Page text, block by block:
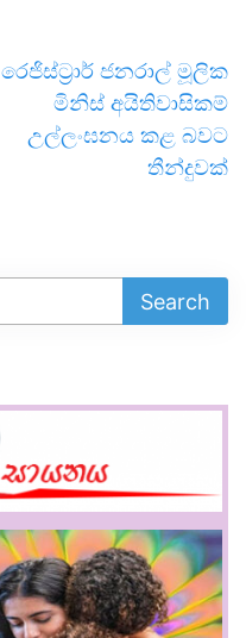
රෙජිස්ට්‍රාර් ජනරාල් මූලික
මිනිස් අයිතිවාසිකම්
උල්ලංඝනය කළ බවට
තීන්දුවක්